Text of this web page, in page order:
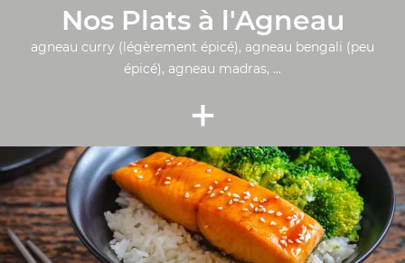
Nos Plats à l'Agneau
agneau curry (légèrement épicé), agneau bengali (peu
épicé), agneau madras, ...
+